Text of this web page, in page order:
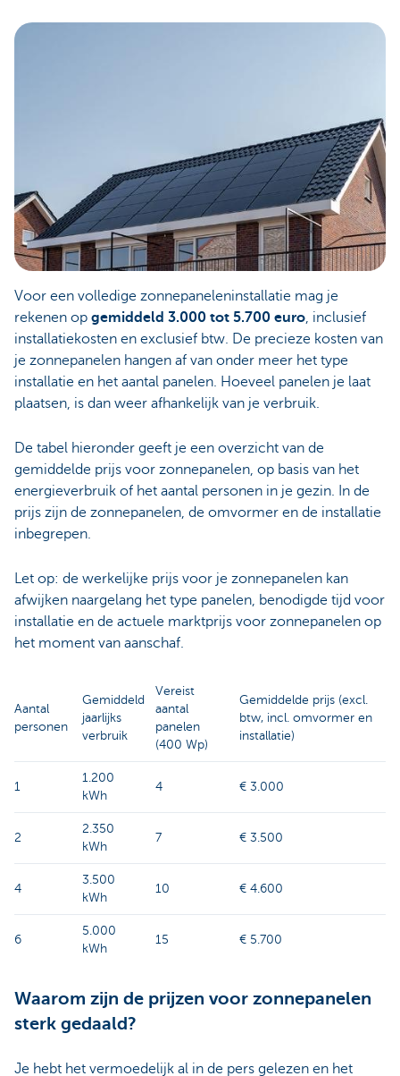
Voor een volledige zonnepaneleninstallatie mag je
rekenen op gemiddeld 3.000 tot 5.700 euro, inclusief
installatiekosten en exclusief btw. De precieze kosten van
je zonnepanelen hangen af van onder meer het type
installatie en het aantal panelen. Hoeveel panelen je laat
plaatsen, is dan weer afhankelijk van je verbruik.
De tabel hieronder geeft je een overzicht van de
gemiddelde prijs voor zonnepanelen, op basis van het
energieverbruik of het aantal personen in je gezin. In de
prijs zijn de zonnepanelen, de omvormer en de installatie
inbegrepen.
Let op: de werkelijke prijs voor je zonnepanelen kan
afwijken naargelang het type panelen, benodigde tijd voor
installatie en de actuele marktprijs voor zonnepanelen op
het moment van aanschaf.
Aantal
personen
Gemiddeld
jaarlijks
verbruik
Vereist
aantal
panelen
(400 Wp)
Gemiddelde prijs (excl.
btw, incl. omvormer en
installatie)
1
1.200
kWh
4 € 3.000
2
2.350
kWh
7 € 3.500
4
3.500
kWh
10 € 4.600
6
5.000
kWh
15 € 5.700
Waarom zijn de prijzen voor zonnepanelen
sterk gedaald?
Je hebt het vermoedelijk al in de pers gelezen en het